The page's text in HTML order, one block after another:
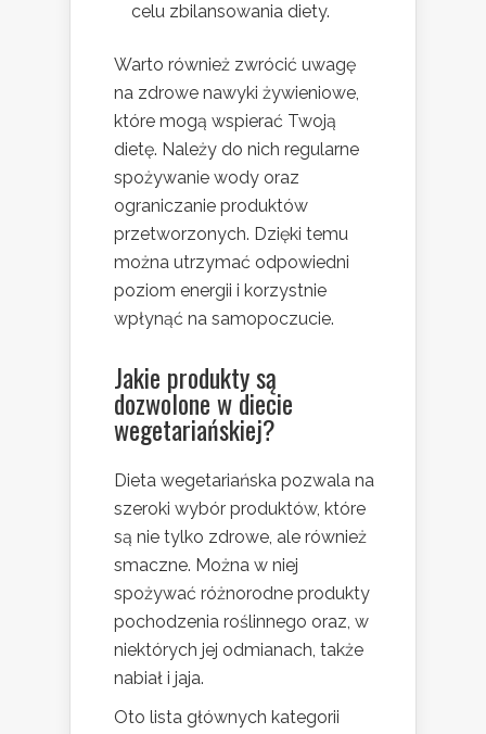
celu zbilansowania diety.
Warto również zwrócić uwagę
na zdrowe nawyki żywieniowe,
które mogą wspierać Twoją
dietę. Należy do nich regularne
spożywanie wody oraz
ograniczanie produktów
przetworzonych. Dzięki temu
można utrzymać odpowiedni
poziom energii i korzystnie
wpłynąć na samopoczucie.
Jakie produkty są
dozwolone w diecie
wegetariańskiej?
Dieta wegetariańska pozwala na
szeroki wybór produktów, które
są nie tylko zdrowe, ale również
smaczne. Można w niej
spożywać różnorodne produkty
pochodzenia roślinnego oraz, w
niektórych jej odmianach, także
nabiał i jaja.
Oto lista głównych kategorii